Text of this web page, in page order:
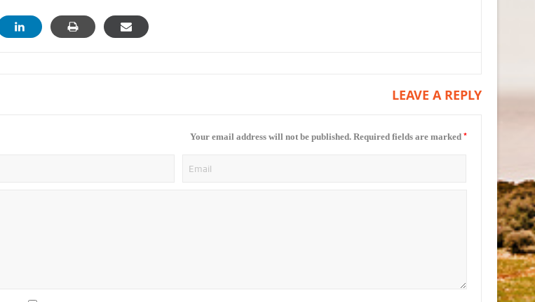
LEAVE A REPLY
Your email address will not be published. Required fields are marked *